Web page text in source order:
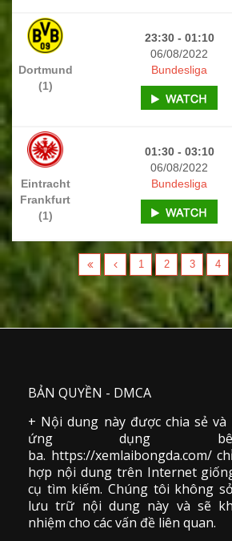
23:30 - 01:10
06/08/2022
Dortmund
(1)
Bundesliga
01:30 - 03:10
06/08/2022
Eintracht
Frankfurt
(1)
Bundesliga
1 2 3 4
BẢN QUYỀN - DMCA
+ Nội dung này được chia sẻ
ứng dụng
ba. https://xemlaibongda.com/
hợp nội dung trên Internet
cụ tìm kiếm. Chúng tôi không
lưu trữ nội dung này và sẽ
nhiệm cho các vấn đề liên quan.